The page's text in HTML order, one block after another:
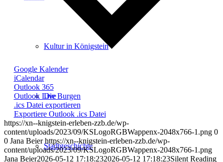
Kultur in Königstein
Die Burgen
Stadtgeschichte
Google Kalender
iCalendar
Outlook 365
Outlook Live
.ics Datei exportieren
Exportiere Outlook .ics Datei
https://xn--knigstein-erleben-zzb.de/wp-
content/uploads/2023/09/KSLogoRGBWappenx-2048x766-1.png 0
0 Jana Beier https://xn--knigstein-erleben-zzb.de/wp-
content/uploads/2023/09/KSLogoRGBWappenx-2048x766-1.png
Jana Beier2026-05-12 17:18:232026-05-12 17:18:23Silent Reading